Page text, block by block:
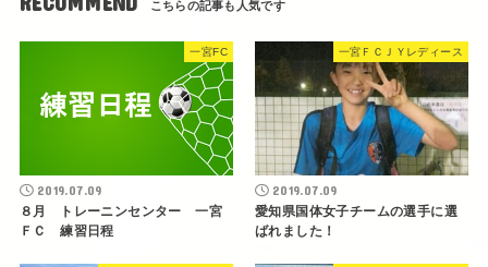
一宮FC
2019.07.09
８月 トレーニンセンター 一宮
ＦＣ 練習日程
一宮ＦＣＪＹレディース
2019.07.09
愛知県国体女子チームの選手に選
ばれました！